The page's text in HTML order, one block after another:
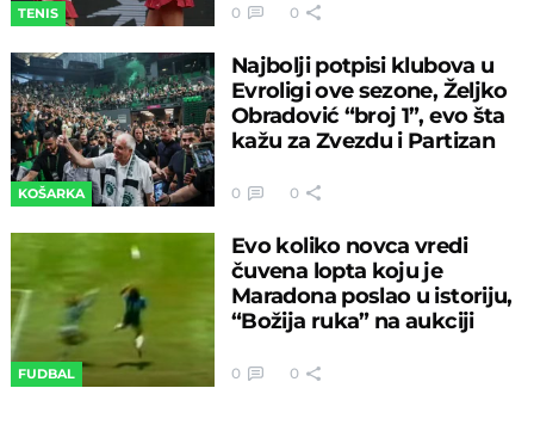
TENIS 0 0
KOŠARKA
Najbolji potpisi klubova u
Evroligi ove sezone, Željko
Obradović “broj 1”, evo šta
kažu za Zvezdu i Partizan
0 0
FUDBAL
Evo koliko novca vredi
čuvena lopta koju je
Maradona poslao u istoriju,
“Božija ruka” na aukciji
0 0